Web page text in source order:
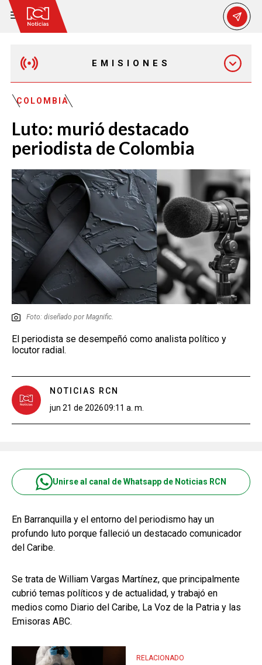
EMISIONES
EMISIÓN 7:00 PM
COLOMBIA
Luto: murió destacado
periodista de Colombia
Foto: diseñado por Magnific.
El periodista se desempeñó como analista político y
locutor radial.
NOTICIAS RCN
jun 21 de 202609:11 a. m.
Unirse al canal de Whatsapp de Noticias RCN
En Barranquilla y el entorno del periodismo hay un
profundo luto porque falleció un destacado comunicador
del Caribe.
Se trata de William Vargas Martínez, que principalmente
cubrió temas políticos y de actualidad, y trabajó en
medios como Diario del Caribe, La Voz de la Patria y las
Emisoras ABC.
RELACIONADO